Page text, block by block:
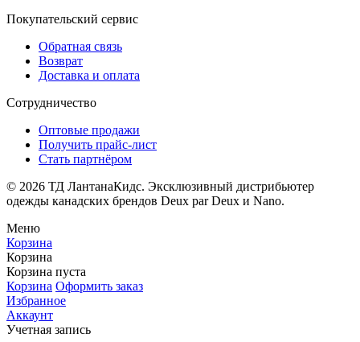
Покупательский сервис
Обратная связь
Возврат
Доставка и оплата
Сотрудничество
Оптовые продажи
Получить прайс-лист
Стать партнёром
© 2026 ТД ЛантанаКидс. Эксклюзивный дистрибьютер
одежды канадских брендов Deux par Deux и Nano.
Меню
Корзина
Корзина
Корзина пуста
Корзина Оформить заказ
Избранное
Аккаунт
Учетная запись